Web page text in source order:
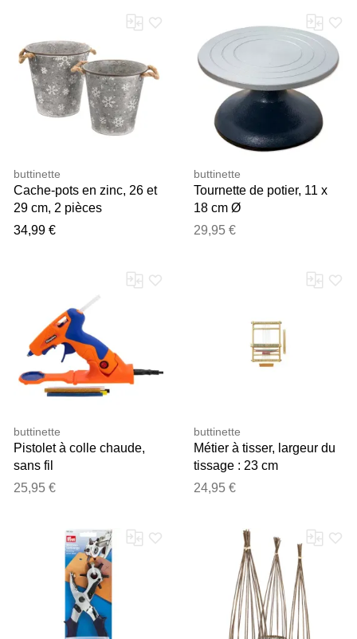
buttinette
Cache-pots en zinc, 26 et
29 cm, 2 pièces
34,99 €
buttinette
Tournette de potier, 11 x
18 cm Ø
29,95 €
buttinette
Pistolet à colle chaude,
sans fil
25,95 €
buttinette
Métier à tisser, largeur du
tissage : 23 cm
24,95 €